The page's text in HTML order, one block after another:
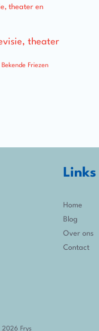
theater
Bekende Friezen
Links
Home
Blog
Over ons
Contact
Frys